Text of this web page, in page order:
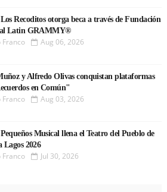
Recoditos otorga beca a través de Fundación
Latin GRAMMY®
Franco Aug 06, 2026
y Alfredo Olivas conquistan plataformas
en Común"
Franco Aug 03, 2026
Musical llena el Teatro del Pueblo de
Lagos 2026
Franco Jul 30, 2026